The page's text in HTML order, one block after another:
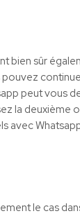
bien sûr
pouvez
peut vous
la deuxième
avec
le cas